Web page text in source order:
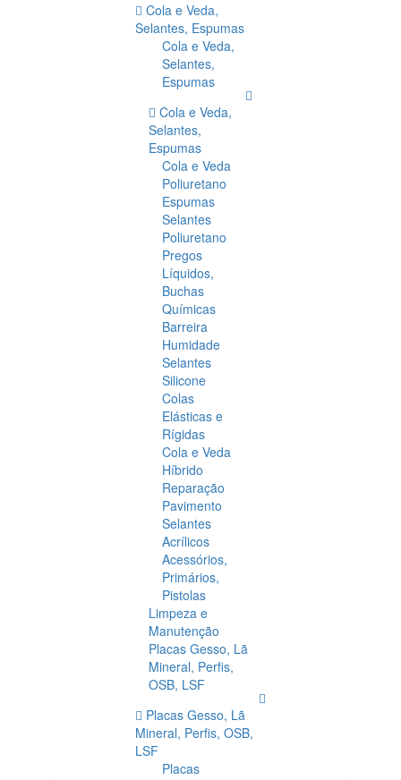
Cola e Veda,
Selantes, Espumas
Cola e Veda,
Selantes,
Espumas
Cola e Veda,
Selantes,
Espumas
Cola e Veda
Poliuretano
Espumas
Selantes
Poliuretano
Pregos
Líquidos,
Buchas
Químicas
Barreira
Humidade
Selantes
Silicone
Colas
Elásticas e
Rígidas
Cola e Veda
Híbrido
Reparação
Pavimento
Selantes
Acrílicos
Acessórios,
Primários,
Pistolas
Limpeza e
Manutenção
Placas Gesso, Lã
Mineral, Perfis,
OSB, LSF
Placas Gesso, Lã
Mineral, Perfis, OSB,
LSF
Placas